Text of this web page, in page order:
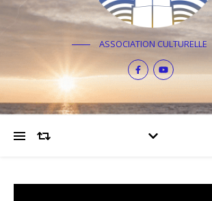
ASSOCIATION CULTURELLE